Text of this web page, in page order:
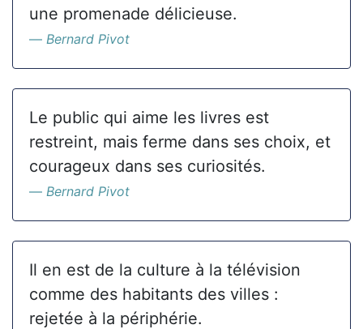
une promenade délicieuse.
Bernard Pivot
Le public qui aime les livres est
restreint, mais ferme dans ses choix, et
courageux dans ses curiosités.
Bernard Pivot
Il en est de la culture à la télévision
comme des habitants des villes :
rejetée à la périphérie.